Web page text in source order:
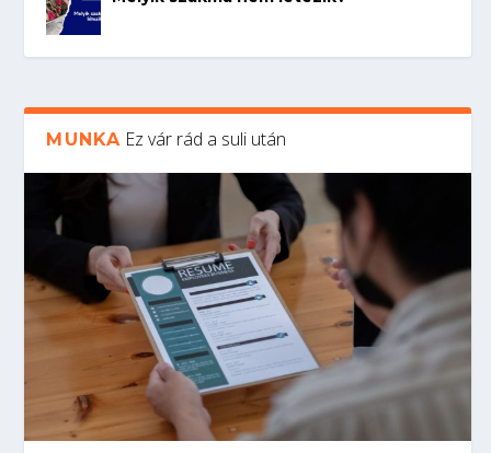
MUNKA Ez vár rád a suli után